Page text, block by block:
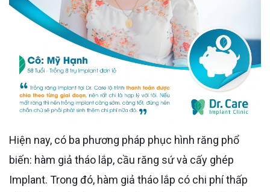
Hiện nay, có ba phương pháp phục hình răng phổ
biến: hàm giả tháo lắp, cầu răng sứ và cấy ghép
Implant. Trong đó, hàm giả tháo lắp có chi phí thấp